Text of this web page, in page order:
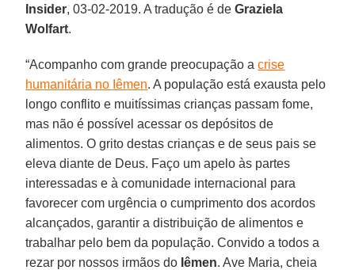
Insider, 03-02-2019. A tradução é deGraziela
Wolfart.
“Acompanho com grande preocupação acrise
humanitária no Iêmen. A população está exausta pelo
longo conflito e muitíssimas crianças passam fome,
mas não é possível acessar os depósitos de
alimentos. O grito destas crianças e de seus pais se
eleva diante de Deus. Faço um apelo às partes
interessadas e à comunidade internacional para
favorecer com urgência o cumprimento dos acordos
alcançados, garantir a distribuição de alimentos e
trabalhar pelo bem da população. Convido a todos a
rezar por nossos irmãos do Iêmen. Ave Maria, cheia